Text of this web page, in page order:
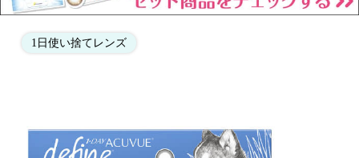
1日使い捨てレンズ